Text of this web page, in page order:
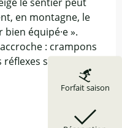
Forfait saison
en montagne, le
équipé·e ».
: crampons
sont : les